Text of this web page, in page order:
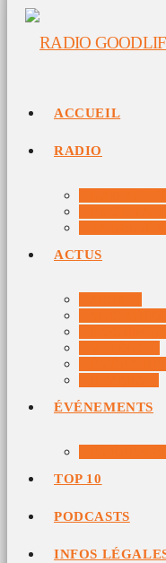
ACCUEIL
RADIO
ACTUS
ÉVÉNEMENTS
TOP 10
PODCASTS
INFOS